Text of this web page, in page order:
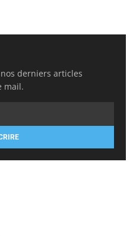
derniers articles
mail.